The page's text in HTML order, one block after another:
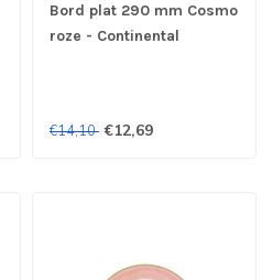
Bord plat 290 mm Cosmo
roze - Continental
€14,10 €12,69